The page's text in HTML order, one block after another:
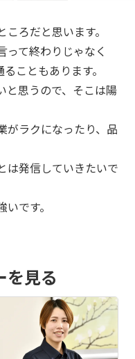
ろだと思います。
って終わりじゃなく
こともあります。
と思うので、そこは陽
がラクになったり、品
は発信していきたいで
です。
を見る